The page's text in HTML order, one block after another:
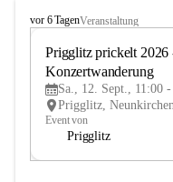
P
vor 6 TagenVeranstaltung
Prigglitz prickelt 2026
Konzertwanderung
Sa., 12. Sept., 11:00
Event von
Prigglitz